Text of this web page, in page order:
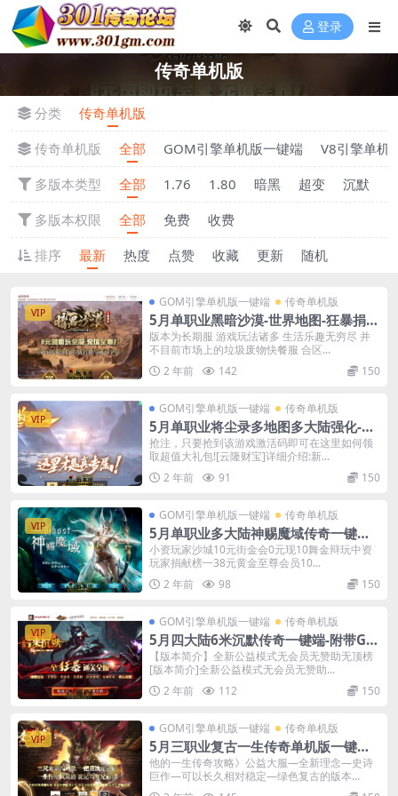
登录
传奇单机版
分类
传奇单机版
传奇单机版
全部 GOM引擎单机版一键端
V8引擎单机
多版本类型
全部 1.76 1.80 暗黑 超变 沉默
多版本权限
全部 免费
收费
排序
最新 热度 点赞 收藏 更新 随机
VIP
GOM引擎单机版一键端 传奇单机版
5月单职业黑暗沙漠-世界地图-狂暴捐献
魔体-附带GM后台一键端
版本为长期服 游戏玩法诸多 生活乐趣无穷尽 并
不目前市场上的垃圾废物快餐服 合区...
2 年前
142 150
VIP
GOM引擎单机版一键端 传奇单机版
5月单职业将尘录多地图多大陆强化-附
带gm后台-特殊强化
抢注，只要抢到该游戏激活码即可在这里如何领
取超值大礼包![云隆财宝]详细介绍:新...
2 年前
91 150
VIP
GOM引擎单机版一键端 传奇单机版
5月单职业多大陆神赐魔域传奇一键端-
附带GM后台-探索版本
小资玩家沙城10元街金会0元现10舞金辩玩中资
玩家捐献榜一38元黄金至尊会员10...
2 年前
98 150
VIP
GOM引擎单机版一键端 传奇单机版
5月四大陆6米沉默传奇一键端-附带GM
后台-专属神器无限刀
【版本简介】全新公益模式无会员无赞助无顶榜
[版本简介]全新公益模式无会员无赞助...
2 年前
112 150
VIP
GOM引擎单机版一键端 传奇单机版
5月三职业复古一生传奇单机版一键端-
附带GM后台-光环加持
他的一生传奇攻略》公益大服—全新理念—史诗
巨作—可以长久相对稳定—绿色复古的版本...